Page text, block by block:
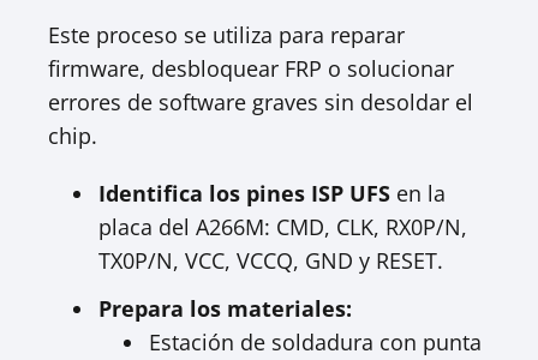
Este proceso se utiliza para reparar
firmware, desbloquear FRP o solucionar
errores de software graves sin desoldar el
chip.
Identifica los pines ISP UFS en la
placa del A266M: CMD, CLK, RX0P/N,
TX0P/N, VCC, VCCQ, GND y RESET.
Prepara los materiales:
Estación de soldadura con punta